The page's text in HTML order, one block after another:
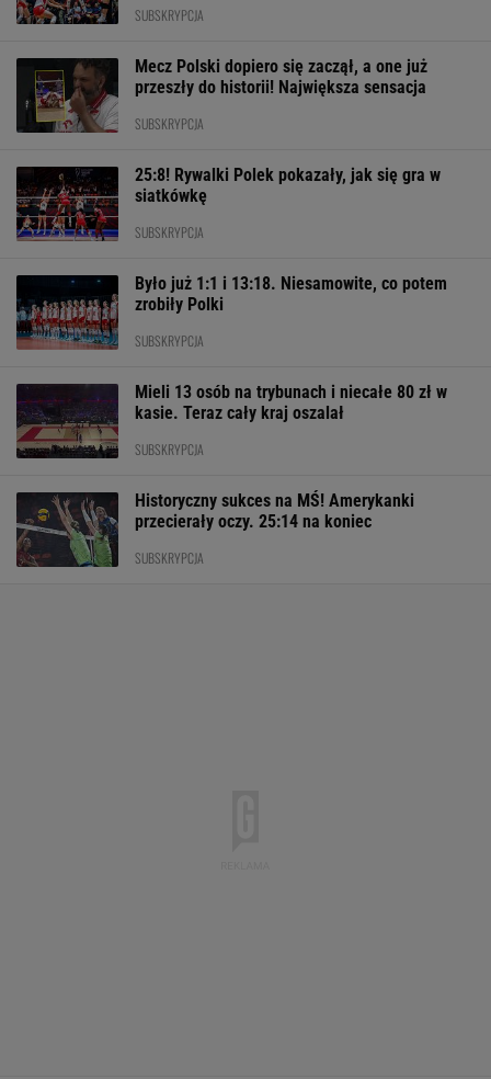
SUBSKRYPCJA
Mecz Polski dopiero się zaczął, a one już
przeszły do historii! Największa sensacja
SUBSKRYPCJA
25:8! Rywalki Polek pokazały, jak się gra w
siatkówkę
SUBSKRYPCJA
Było już 1:1 i 13:18. Niesamowite, co potem
zrobiły Polki
SUBSKRYPCJA
Mieli 13 osób na trybunach i niecałe 80 zł w
kasie. Teraz cały kraj oszalał
SUBSKRYPCJA
Historyczny sukces na MŚ! Amerykanki
przecierały oczy. 25:14 na koniec
SUBSKRYPCJA